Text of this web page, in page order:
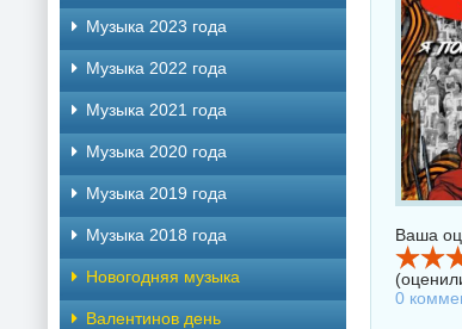
Ваша
0
Музыка 2023 года
Музыка 2022 года
Музыка 2021 года
Музыка 2020 года
Музыка 2019 года
Музыка 2018 года
Новогодняя музыка
Валентинов день